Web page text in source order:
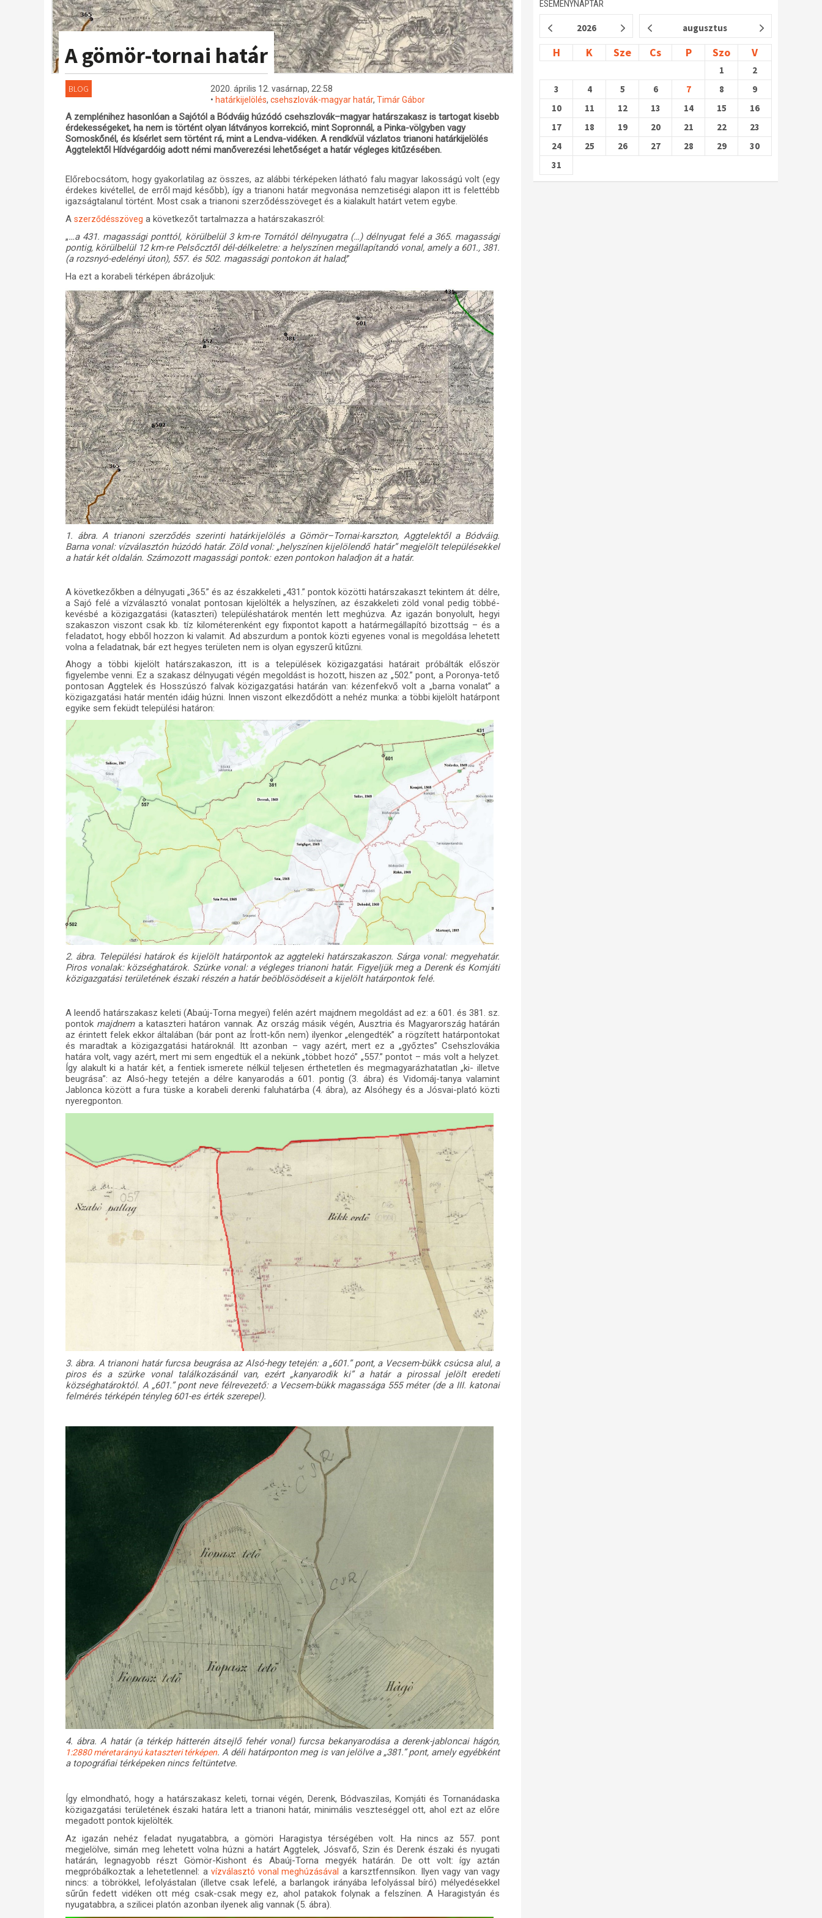
A gömör-tornai határ
BLOG
2020. április 12. vasárnap, 22:58
• határkijelölés, csehszlovák-magyar határ, Timár Gábor
A zemplénihez hasonlóan a Sajótól a Bódváig húzódó csehszlovák–magyar határszakasz is tartogat kisebb
érdekességeket, ha nem is történt olyan látványos korrekció, mint Sopronnál, a Pinka-völgyben vagy
Somoskőnél, és kísérlet sem történt rá, mint a Lendva-vidéken. A rendkívül vázlatos trianoni határkijelölés
Aggtelektől Hídvégardóig adott némi manőverezési lehetőséget a határ végleges kitűzésében.
Előrebocsátom, hogy gyakorlatilag az összes, az alábbi térképeken látható falu magyar lakosságú volt (egy
érdekes kivétellel, de erről majd később), így a trianoni határ megvonása nemzetiségi alapon itt is felettébb
igazságtalanul történt. Most csak a trianoni szerződésszöveget és a kialakult határt vetem egybe.
A szerződésszöveg a következőt tartalmazza a határszakaszról:
„…a 431. magassági ponttól, körülbelül 3 km-re Tornától délnyugatra (…) délnyugat felé a 365. magassági
pontig, körülbelül 12 km-re Pelsőcztől dél-délkeletre: a helyszínen megállapítandó vonal, amely a 601., 381.
(a rozsnyó-edelényi úton), 557. és 502. magassági pontokon át halad;”
Ha ezt a korabeli térképen ábrázoljuk:
1. ábra. A trianoni szerződés szerinti határkijelölés a Gömör–Tornai-karszton, Aggtelektől a Bódváig.
Barna vonal: vízválasztón húzódó határ. Zöld vonal: „helyszínen kijelölendő határ” megjelölt településekkel
a határ két oldalán. Számozott magassági pontok: ezen pontokon haladjon át a határ.
A következőkben a délnyugati „365.” és az északkeleti „431.” pontok közötti határszakaszt tekintem át: délre,
a Sajó felé a vízválasztó vonalat pontosan kijelölték a helyszínen, az északkeleti zöld vonal pedig többé-
kevésbé a közigazgatási (kataszteri) településhatárok mentén lett meghúzva. Az igazán bonyolult, hegyi
szakaszon viszont csak kb. tíz kilométerenként egy fixpontot kapott a határmegállapító bizottság – és a
feladatot, hogy ebből hozzon ki valamit. Ad abszurdum a pontok közti egyenes vonal is megoldása lehetett
volna a feladatnak, bár ezt hegyes területen nem is olyan egyszerű kitűzni.
Ahogy a többi kijelölt határszakaszon, itt is a települések közigazgatási határait próbálták először
figyelembe venni. Ez a szakasz délnyugati végén megoldást is hozott, hiszen az „502.” pont, a Poronya-tető
pontosan Aggtelek és Hosszúszó falvak közigazgatási határán van: kézenfekvő volt a „barna vonalat” a
közigazgatási határ mentén idáig húzni. Innen viszont elkezdődött a nehéz munka: a többi kijelölt határpont
egyike sem feküdt települési határon:
2. ábra. Települési határok és kijelölt határpontok az aggteleki határszakaszon. Sárga vonal: megyehatár.
Piros vonalak: községhatárok. Szürke vonal: a végleges trianoni határ. Figyeljük meg a Derenk és Komjáti
közigazgatási területének északi részén a határ beöblösödéseit a kijelölt határpontok felé.
A leendő határszakasz keleti (Abaúj-Torna megyei) felén azért majdnem megoldást ad ez: a 601. és 381. sz.
pontok majdnema kataszteri határon vannak. Az ország másik végén, Ausztria és Magyarország határán
az érintett felek ekkor általában (bár pont az Írott-kőn nem) ilyenkor „elengedték” a rögzített határpontokat
és maradtak a közigazgatási határoknál. Itt azonban – vagy azért, mert ez a „győztes” Csehszlovákia
határa volt, vagy azért, mert mi sem engedtük el a nekünk „többet hozó” „557.” pontot – más volt a helyzet.
Így alakult ki a határ két, a fentiek ismerete nélkül teljesen érthetetlen és megmagyarázhatatlan „ki- illetve
beugrása”: az Alsó-hegy tetején a délre kanyarodás a 601. pontig (3. ábra) és Vidomáj-tanya valamint
Jablonca között a fura tüske a korabeli derenki faluhatárba (4. ábra), az Alsóhegy és a Jósvai-plató közti
nyeregponton.
3. ábra. A trianoni határ furcsa beugrása az Alsó-hegy tetején: a „601.” pont, a Vecsem-bükk csúcsa alul, a
piros és a szürke vonal találkozásánál van, ezért „kanyarodik ki” a határ a pirossal jelölt eredeti
községhatároktól. A „601.” pont neve félrevezető: a Vecsem-bükk magassága 555 méter (de a III. katonai
felmérés térképén tényleg 601-es érték szerepel).
4. ábra. A határ (a térkép hátterén átsejlő fehér vonal) furcsa bekanyarodása a derenk-jabloncai hágón,
1:2880 méretarányú kataszteri térképen. A déli határponton meg is van jelölve a „381.” pont, amely egyébként
a topográfiai térképeken nincs feltüntetve.
Így elmondható, hogy a határszakasz keleti, tornai végén, Derenk, Bódvaszilas, Komjáti és Tornanádaska
közigazgatási területének északi határa lett a trianoni határ, minimális veszteséggel ott, ahol ezt az előre
megadott pontok kijelölték.
Az igazán nehéz feladat nyugatabbra, a gömöri Haragistya térségében volt. Ha nincs az 557. pont
megjelölve, simán meg lehetett volna húzni a határt Aggtelek, Jósvafő, Szin és Derenk északi és nyugati
határán, legnagyobb részt Gömör-Kishont és Abaúj-Torna megyék határán. De ott volt: így aztán
megpróbálkoztak a lehetetlennel: a vízválasztó vonal meghúzásával
a karsztfennsíkon. Ilyen vagy van vagy
nincs: a töbrökkel, lefolyástalan (illetve csak lefelé, a barlangok irányába lefolyással bíró) mélyedésekkel
sűrűn fedett vidéken ott még csak-csak megy ez, ahol patakok folynak a felszínen. A Haragistyán és
nyugatabbra, a szilicei platón azonban ilyenek alig vannak (5. ábra).
ESEMÉNYNAPTÁR
2026 augusztus
H K Sze Cs P Szo V
1
2
3
4 5 6 7 8
9
10
11 12 13 14 15
16
17
18 19 20 21 22
23
24
25 26 27 28 29
30
31